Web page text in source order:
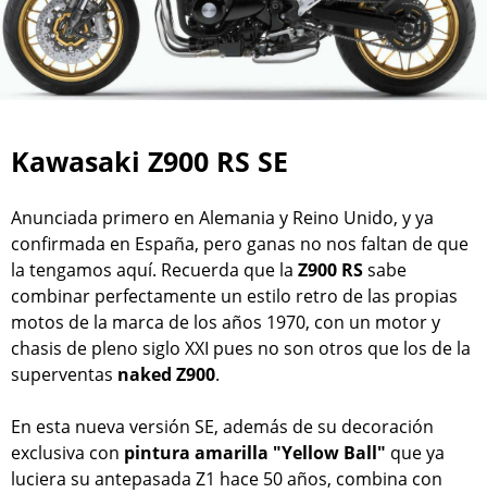
Kawasaki Z900 RS SE
Anunciada primero en Alemania y Reino Unido, y ya
confirmada en España, pero ganas no nos faltan de que
la tengamos aquí. Recuerda que la Z900 RSsabe
combinar perfectamente un estilo retro de las propias
motos de la marca de los años 1970, con un motor y
chasis de pleno siglo XXI pues no son otros que los de la
superventas naked Z900.
En esta nueva versión SE, además de su decoración
exclusiva con pintura amarilla "Yellow Ball" que ya
luciera su antepasada Z1 hace 50 años, combina con